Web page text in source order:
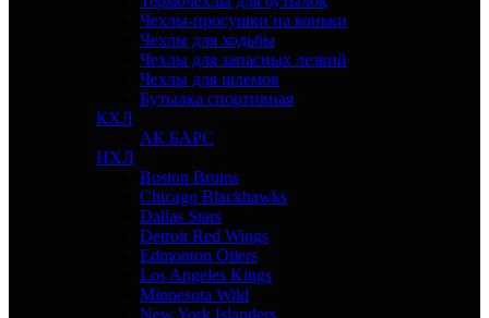
Чехлы-просушки на коньки
Чехлы для ходьбы
Чехлы для запасных лезвий
Чехлы для шлемов
Бутылка спортивная
КХЛ
АК БАРС
НХЛ
Boston Bruins
Chicago Blackhawks
Dallas Stars
Detroit Red Wings
Edmonton Oilers
Los Angeles Kings
Minnesota Wild
New York Islanders